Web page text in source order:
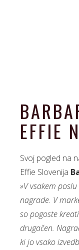
EFFIE
Svoj pogled na
Effie Slovenija
»V vsakem
nagrade. V
so pogoste
drugačen.
ki jo vsako